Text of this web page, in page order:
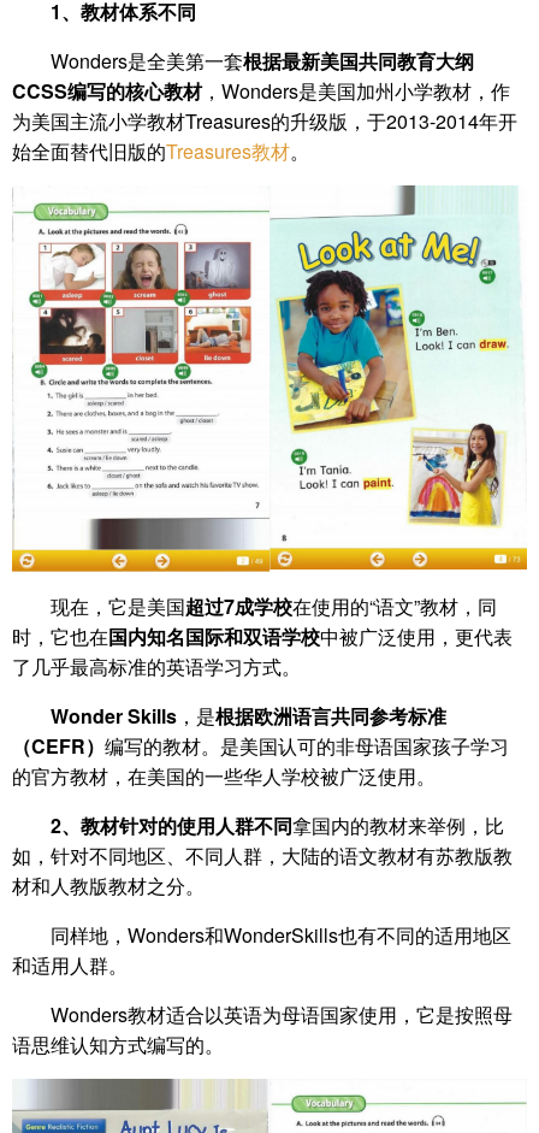
1、教材体系不同
Wonders是全美第一套根据最新美国共同教育大纲
CCSS编写的核心教材，Wonders是美国加州小学教材，作
为美国主流小学教材Treasures的升级版，于2013-2014年开
始全面替代旧版的Treasures教材。
现在，它是美国超过7成学校在使用的“语文”教材，同
时，它也在国内知名国际和双语学校中被广泛使用，更代表
了几乎最高标准的英语学习方式。
Wonder Skills ，是根据欧洲语言共同参考标准
（CEFR） 编写的教材。是美国认可的非母语国家孩子学习
的官方教材，在美国的一些华人学校被广泛使用。
2、教材针对的使用人群不同拿国内的教材来举例，比
如，针对不同地区、不同人群，大陆的语文教材有苏教版教
材和人教版教材之分。
同样地，Wonders和WonderSkills也有不同的适用地区
和适用人群。
Wonders教材适合以英语为母语国家使用，它是按照母
语思维认知方式编写的。